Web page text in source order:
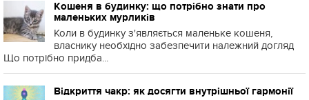
Кошеня в будинку: що потрібно знати про
маленьких мурликів
Коли в будинку з'являється маленьке кошеня,
власнику необхідно забезпечити належний догляд
Що потрібно придба...
Відкриття чакр: як досягти внутрішньої гармонії